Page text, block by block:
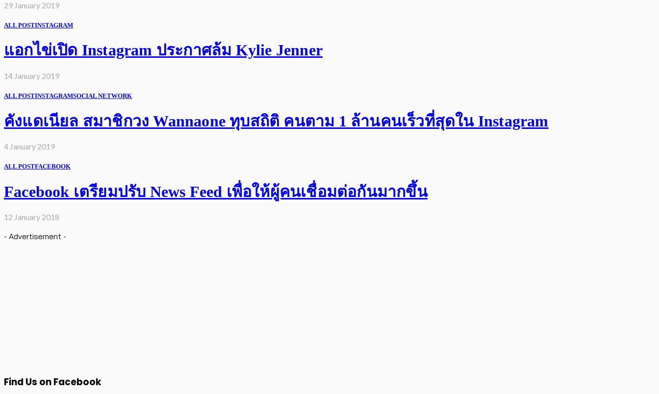
29 January 2019
ALL POSTINSTAGRAM
แอกไข่เปิด Instagram ประกาศล้ม Kylie Jenner
14 January 2019
ALL POSTINSTAGRAMSOCIAL NETWORK
คังแดเนียล สมาชิกวง Wannaone ทุบสถิติ คนตาม 1 ล้านคนเร็วที่สุดใน Instagram
4 January 2019
ALL POSTFACEBOOK
Facebook เตรียมปรับ News Feed เพื่อให้ผู้คนเชื่อมต่อกันมากขึ้น
12 January 2018
- Advertisement -
Find Us on Facebook